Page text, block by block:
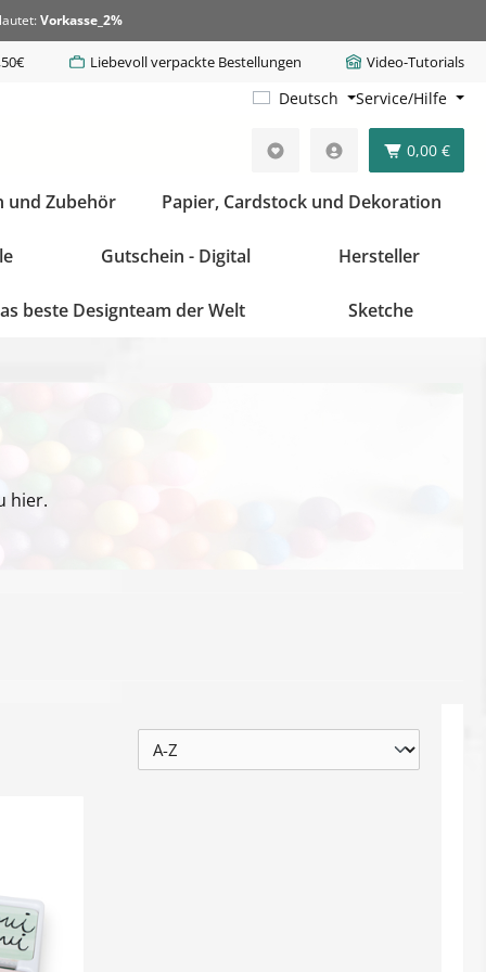
Vorkasse_2%
Liebevoll verpackte Bestellungen Video-Tutorials
Deutsch Service/Hilfe
0,00 €
und Zubehör Papier, Cardstock und Dekoration
Gutschein - Digital Hersteller
beste Designteam der Welt Sketche
hier.